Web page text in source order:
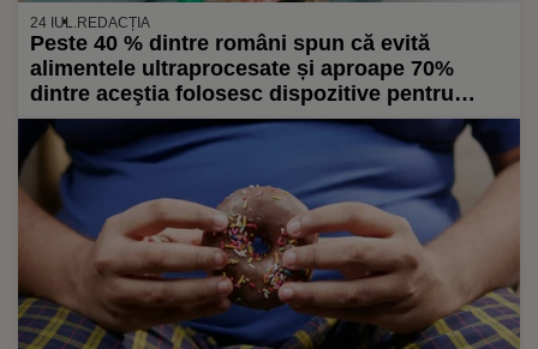
24 IUL.REDACȚIA
Peste 40 % dintre români spun că evită
alimentele ultraprocesate și aproape 70%
dintre aceştia folosesc dispozitive pentru
monitorizarea sănătăţii (sondaj)